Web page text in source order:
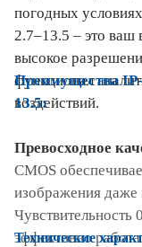
погодных
2.7–13.5 – это ваш
высокое
функционал
воздействий.
Преимущества
13.5:
Превосходное
CMOS
изображения даже
Чувствительность
эффективно
Технические